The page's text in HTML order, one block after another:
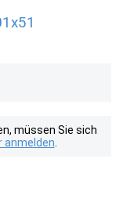
müssen Sie sich
anmelden